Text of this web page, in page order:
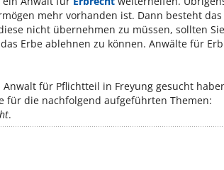
mehr vorhanden ist. Dann besteht das
nicht übernehmen zu müssen, sollten
Erbe ablehnen zu können. Anwälte für
für Pflichtteil in Freyung gesucht
für die nachfolgend aufgeführten Themen:
.